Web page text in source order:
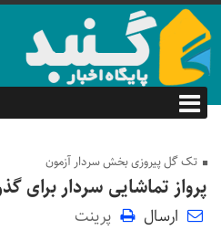
تک گل پیروزی بخش سردار آزمون
پرواز تماشایی سردار برای
ارسال پرینت